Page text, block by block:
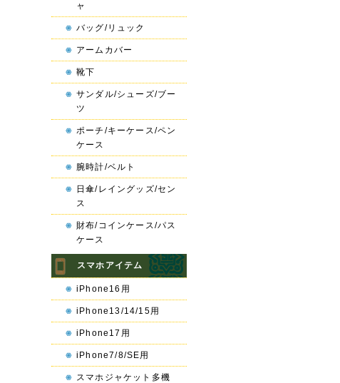
ャ
バッグ/リュック
アームカバー
靴下
サンダル/シューズ/ブー
ツ
ポーチ/キーケース/ペン
ケース
腕時計/ベルト
日傘/レイングッズ/セン
ス
財布/コインケース/パス
ケース
スマホアイテム
iPhone16用
iPhone13/14/15用
iPhone17用
iPhone7/8/SE用
スマホジャケット多機